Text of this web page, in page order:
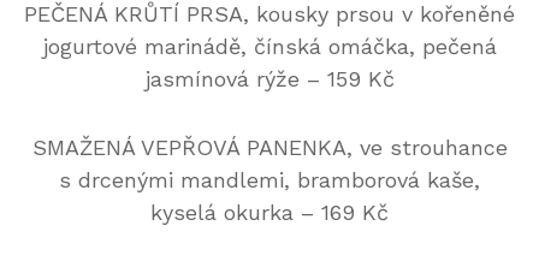
PEČENÁ KRŮTÍ PRSA, kousky prsou v kořeněné
jogurtové marinádě, čínská omáčka, pečená
jasmínová rýže – 159 Kč
SMAŽENÁ VEPŘOVÁ PANENKA, ve strouhance
s drcenými mandlemi, bramborová kaše,
kyselá okurka – 169 Kč